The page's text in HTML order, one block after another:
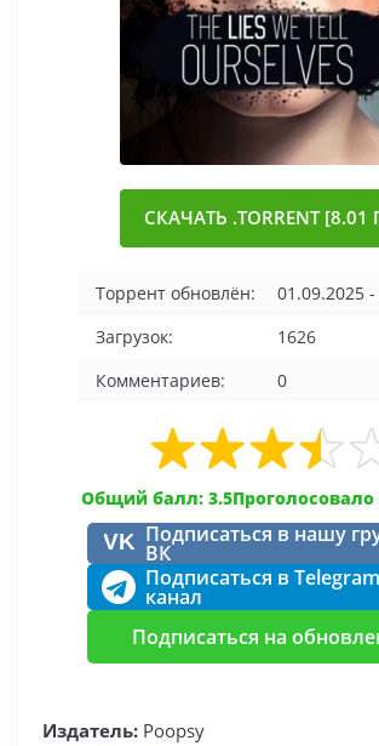
СКАЧАТЬ .TORRENT [8.01
Торрент обновлён:
01.09.2025
Загрузок:
1626
Комментариев:
0
Общий балл: 3.5
VK Подписаться в нашу
ВК
Подписаться в Telegram
канал
Подписаться на
Издатель: Poopsy